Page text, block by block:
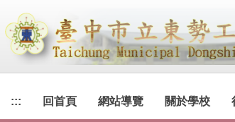
到
主
要
內
區
::: 回首頁 網站導覽 關於學校